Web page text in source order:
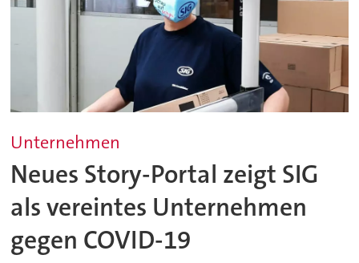
Unternehmen
Neues Story-Portal zeigt SIG
als vereintes Unternehmen
gegen COVID-19